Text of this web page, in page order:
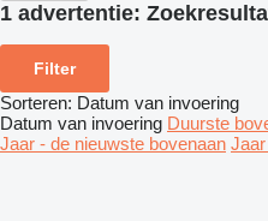
1 advertentie:
Filter
Sorteren: Datum van invoering
Datum van invoering Duurste
Jaar - de nieuwste bovenaan